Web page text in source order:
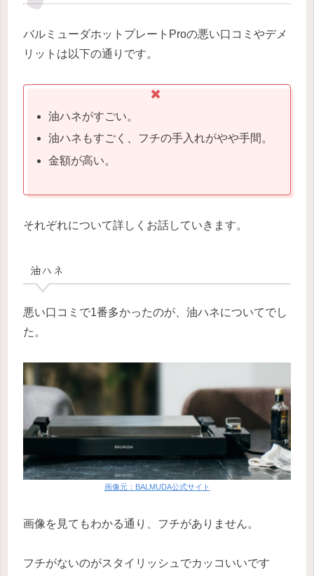
バルミューダホットプレートProの悪い口コミやデメ
リットは以下の通りです。
油ハネがすごい。
油ハネもすごく、フチの手入れがやや手間。
金額が高い。
それぞれについて詳しくお話していきます。
油ハネ
悪い口コミで1番多かったのが、油ハネについてでし
た。
画像元：BALMUDA公式サイト
画像を見てもわかる通り、フチがありません。
フチがないのがスタイリッシュでカッコいいです